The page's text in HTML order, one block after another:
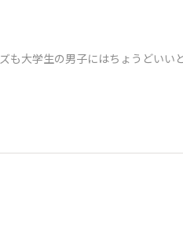
も大学生の男子にはちょうどいい